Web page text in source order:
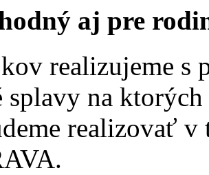
aj pre
realizujeme s
splavy na
realizovať